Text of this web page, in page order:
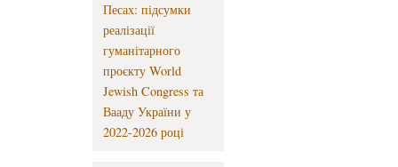
Песах: підсумки
реалізації
гуманітарного
проєкту World
Jewish Congress та
Вааду України у
2022-2026 році